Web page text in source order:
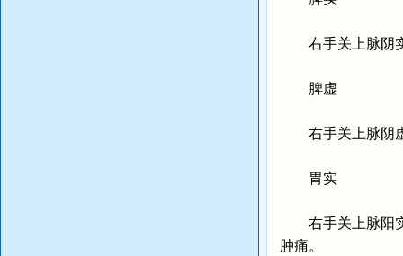
右手关上脉阴实
脾虚
右手关上脉阴虚
胃实
右手关上脉阳实
肿痛。